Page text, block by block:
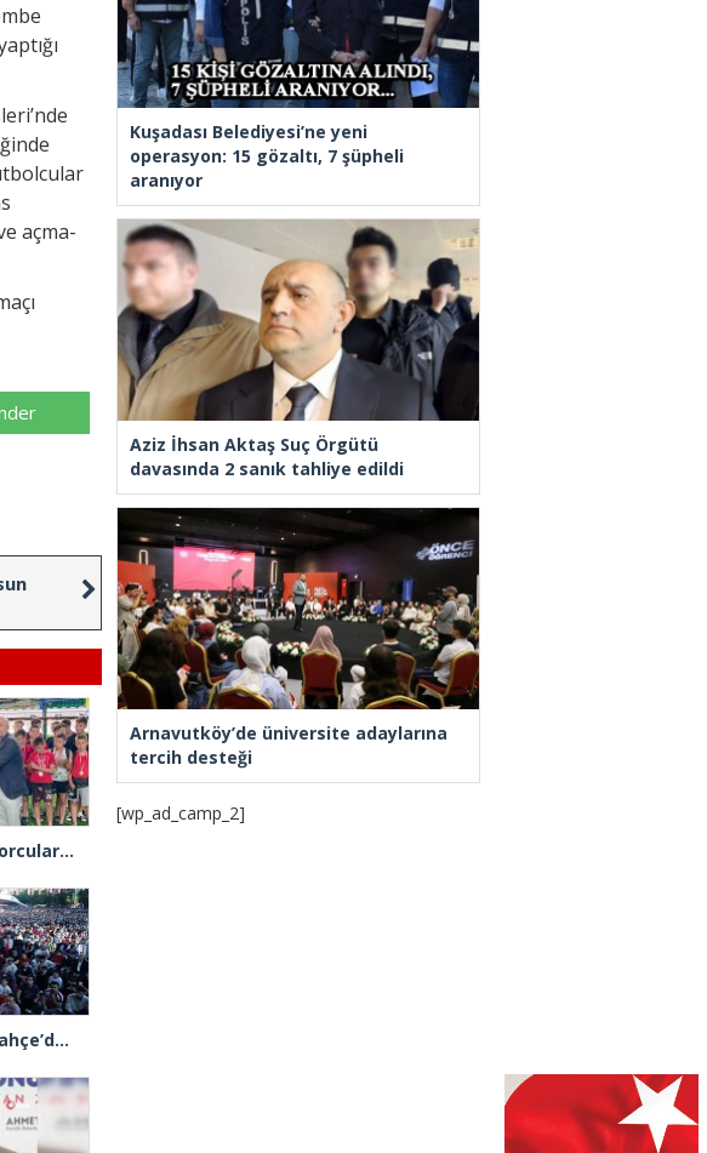
açma-
Bosnalı genç sporcular Ümraniye’de
Kâğıthane Hasbahçe’de yoğun katılımla Dünya Kupası heyecanı yaşandı
Kuşadası Belediyesi’ne yeni
operasyon: 15 gözaltı, 7 şüpheli
aranıyor
Aziz İhsan Aktaş Suç Örgütü
davasında 2 sanık tahliye edildi
Arnavutköy’de üniversite adaylarına
tercih desteği
[wp_ad_camp_2]